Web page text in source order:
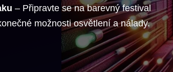
– Připravte se na barevný festival
možnosti osvětlení a nálady.